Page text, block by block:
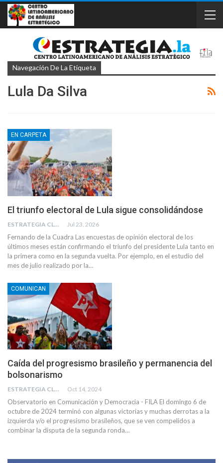
Navegación De La Etiqueta
Lula Da Silva
EN CARPETA
El triunfo electoral de Lula sigue consolidándose
ESTRATEGIA CLAE Jul 23, 2026
Fernando de la Cuadra Las encuestas de opinión electoral de los
últimos meses están confirmando el triunfo del presidente Lula tanto en
la primera como en la segunda vuelta. Por ejemplo, en el estudio del
mes de julio realizado por la…
COMUNICAN
Caída del progresismo brasileño y permanencia del
bolsonarismo
ESTRATEGIA CLAE Oct 14, 2024
Observatorio en Comunicación y Democracia - FILA El domingo 6 de
octubre de 2024 terminó con algunas victorias y muchas derrotas a la
izquierda y/o el progresismo brasileños, que se ven compelidos a
combinar la disputa de la segunda ronda…